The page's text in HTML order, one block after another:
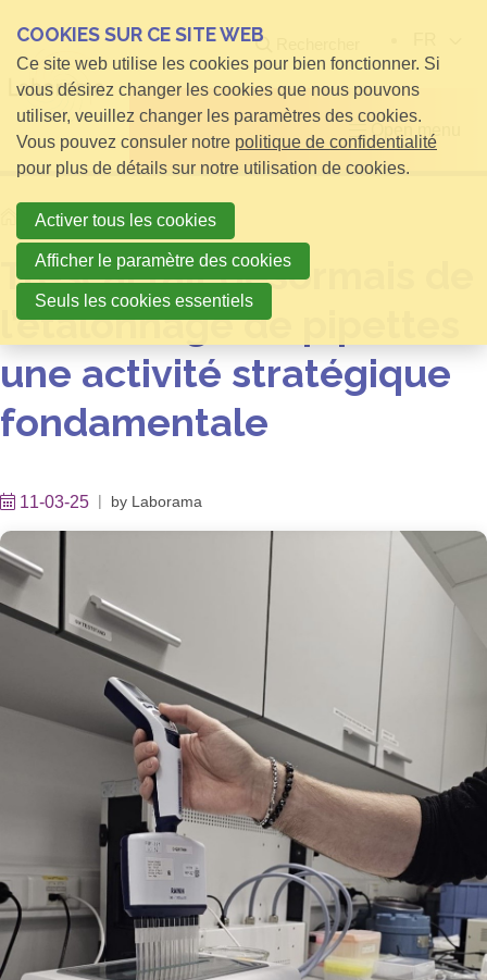
Open menu
Homeinfos pour Visiteurs
Trescal fait désormais de
l’étalonnage de pipettes
une activité stratégique
fondamentale
11-03-25 by Laborama
COOKIES SUR CE SITE WEB
Ce site web utilise les cookies pour bien fonctionner. Si
vous désirez changer les cookies que nous pouvons
utiliser, veuillez changer les paramètres des cookies.
Vous pouvez consuler notre politique de confidentialité
pour plus de détails sur notre utilisation de cookies.
Activer tous les cookies
Afficher le paramètre des cookies
Seuls les cookies essentiels